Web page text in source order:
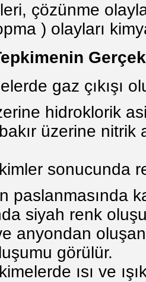
çözünme
) olayları
gaz çıkışı
hidroklorik
üzerine nitrik
sonucunda
paslanmasında
siyah renk
anyondan oluşan
görülür.
ısı ve